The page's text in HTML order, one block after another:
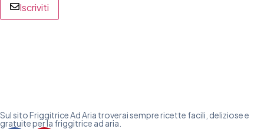
Iscriviti
Sul sito Friggitrice Ad Aria troverai sempre ricette facili, deliziose e
gratuite per la friggitrice ad aria.